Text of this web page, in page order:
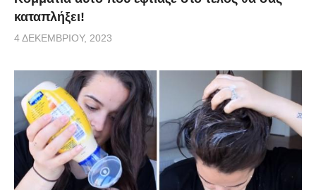
καταπλήξει!
4 ΔΕΚΕΜΒΡΊΟΥ, 2023